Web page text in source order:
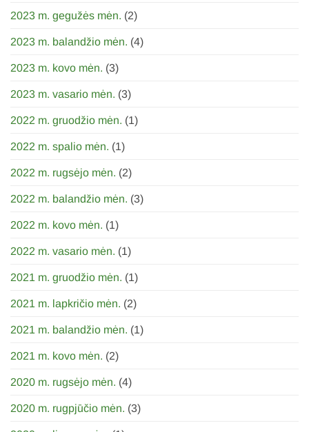
2023 m. gegužės mėn. (2)
2023 m. balandžio mėn. (4)
2023 m. kovo mėn. (3)
2023 m. vasario mėn. (3)
2022 m. gruodžio mėn. (1)
2022 m. spalio mėn. (1)
2022 m. rugsėjo mėn. (2)
2022 m. balandžio mėn. (3)
2022 m. kovo mėn. (1)
2022 m. vasario mėn. (1)
2021 m. gruodžio mėn. (1)
2021 m. lapkričio mėn. (2)
2021 m. balandžio mėn. (1)
2021 m. kovo mėn. (2)
2020 m. rugsėjo mėn. (4)
2020 m. rugpjūčio mėn. (3)